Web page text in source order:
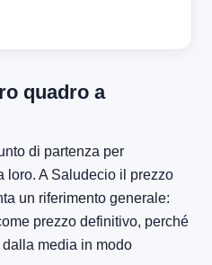
quadro a
di partenza per
loro. A Saludecio il prezzo
un riferimento generale:
prezzo definitivo, perché
media in modo